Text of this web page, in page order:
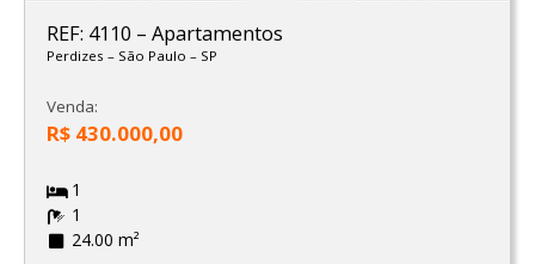
REF: 4110 – Apartamentos
Perdizes – São Paulo – SP
Venda:
R$ 430.000,00
1
1
24.00 m²